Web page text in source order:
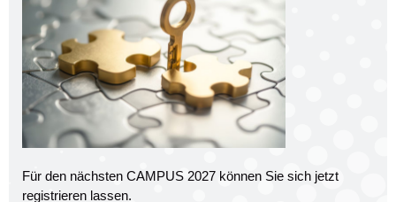
Für den nächsten CAMPUS 2027 können Sie sich jetzt
registrieren lassen.